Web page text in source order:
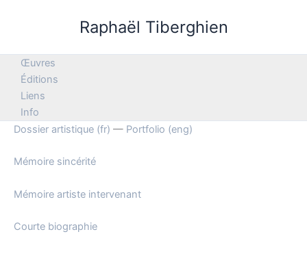
Raphaël Tiberghien
Œuvres
Éditions
Liens
Info
Dossier artistique (fr) — Portfolio (eng)
Mémoire sincérité
Mémoire artiste intervenant
Courte biographie